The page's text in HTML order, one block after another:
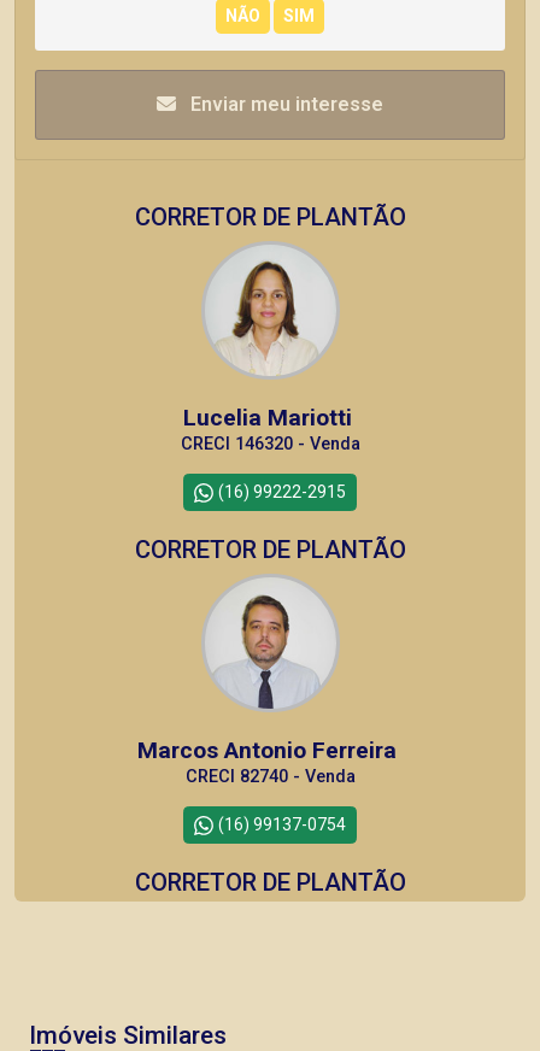
Enviar meu interesse
CORRETOR DE PLANTÃO
Lucelia Mariotti
CRECI 146320 - Venda
(16) 99222-2915
CORRETOR DE PLANTÃO
Marcos Antonio Ferreira
CRECI 82740 - Venda
(16) 99137-0754
CORRETOR DE PLANTÃO
Imóveis Similares